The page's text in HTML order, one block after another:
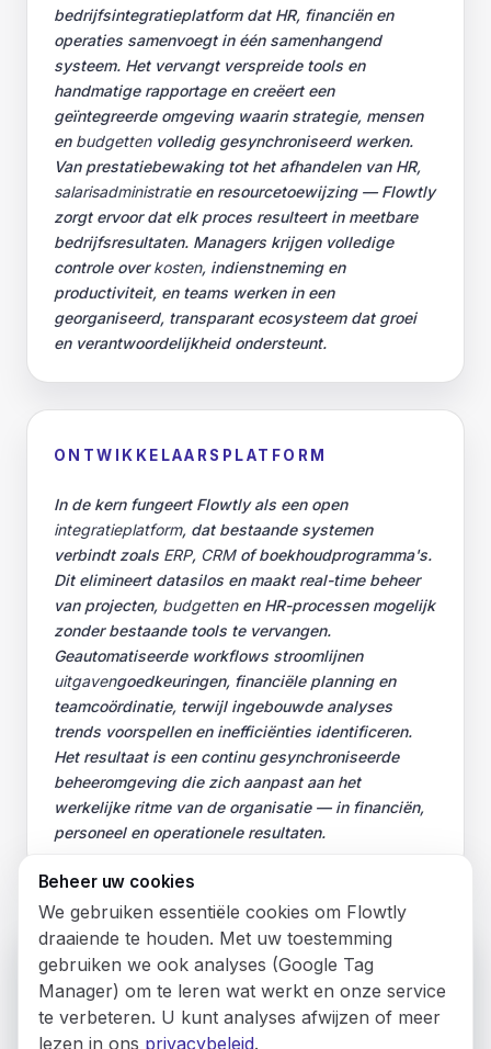
bedrijfsintegratieplatform dat HR, financiën en
operaties samenvoegt in één samenhangend
systeem. Het vervangt verspreide tools en
handmatige rapportage en creëert een
geïntegreerde omgeving waarin strategie, mensen
en budgettenvolledig gesynchroniseerd werken.
Van prestatiebewaking tot het afhandelen van HR,
salarisadministratieen resourcetoewijzing — Flowtly
zorgt ervoor dat elk proces resulteert in meetbare
bedrijfsresultaten. Managers krijgen volledige
controle overkosten, indienstneming en
productiviteit, en teams werken in een
georganiseerd, transparant ecosysteem dat groei
en verantwoordelijkheid ondersteunt.
ONTWIKKELAARSPLATFORM
In de kern fungeert Flowtly als een open
integratieplatform, dat bestaande systemen
verbindt zoals ERP, CRMof boekhoudprogramma's.
Dit elimineert datasilos en maakt real-time beheer
van projecten, budgettenen HR-processen mogelijk
zonder bestaande tools te vervangen.
Geautomatiseerde workflows stroomlijnen
uitgavengoedkeuringen, financiële planning en
teamcoördinatie, terwijl ingebouwde analyses
trends voorspellen en inefficiënties identificeren.
Het resultaat is een continu gesynchroniseerde
beheeromgeving die zich aanpast aan het
werkelijke ritme van de organisatie — in financiën,
personeel en operationele resultaten.
© 2026 Flowly P.S.A.
KRS: 0001188143 • VAT (NIP): PL5273180297 • REGON:
542625051.
Want to view Flowtly in English?
Your browser prefers English. Switch to that
version instead of Nederlands?
Beheer uw cookies
We gebruiken essentiële cookies om Flowtly
draaiende te houden. Met uw toestemming
gebruiken we ook analyses (Google Tag
Manager) om te leren wat werkt en onze service
te verbeteren. U kunt analyses afwijzen of meer
lezen in ons privacybeleid.